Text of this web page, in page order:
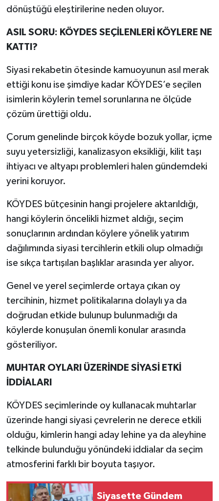
dönüştüğü eleştirilerine neden oluyor.
ASIL SORU: KÖYDES SEÇİLENLERİ KÖYLERE NE
KATTI?
Siyasi rekabetin ötesinde kamuoyunun asıl merak
ettiği konu ise şimdiye kadar KÖYDES’e seçilen
isimlerin köylerin temel sorunlarına ne ölçüde
çözüm ürettiği oldu.
Çorum genelinde birçok köyde bozuk yollar, içme
suyu yetersizliği, kanalizasyon eksikliği, kilit taşı
ihtiyacı ve altyapı problemleri halen gündemdeki
yerini koruyor.
KÖYDES bütçesinin hangi projelere aktarıldığı,
hangi köylerin öncelikli hizmet aldığı, seçim
sonuçlarının ardından köylere yönelik yatırım
dağılımında siyasi tercihlerin etkili olup olmadığı
ise sıkça tartışılan başlıklar arasında yer alıyor.
Genel ve yerel seçimlerde ortaya çıkan oy
tercihinin, hizmet politikalarına dolaylı ya da
doğrudan etkide bulunup bulunmadığı da
köylerde konuşulan önemli konular arasında
gösteriliyor.
MUHTAR OYLARI ÜZERİNDE SİYASİ ETKİ
İDDİALARI
KÖYDES seçimlerinde oy kullanacak muhtarlar
üzerinde hangi siyasi çevrelerin ne derece etkili
olduğu, kimlerin hangi aday lehine ya da aleyhine
telkinde bulunduğu yönündeki iddialar da seçim
atmosferini farklı bir boyuta taşıyor.
Siyasette Gündem